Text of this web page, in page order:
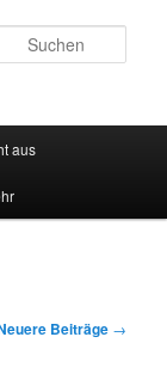
aus
Beiträge →